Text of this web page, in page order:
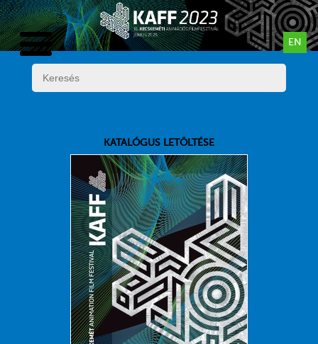
EN
KATALÓGUS LETÖLTÉSE